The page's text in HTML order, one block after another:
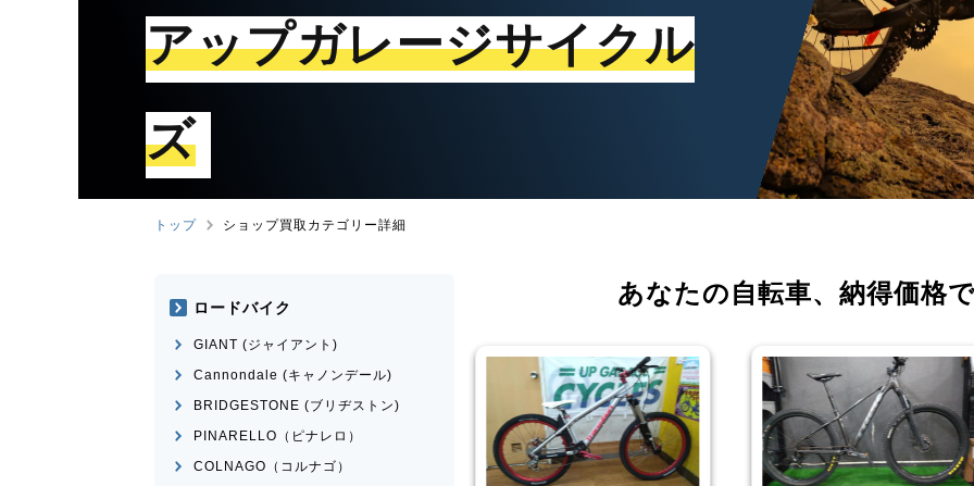
アップガレージサイクル
ズ
トップ ショップ買取カテゴリー詳細
あなたの自転車、 納得価格
ロードバイク
GIANT (ジャイアント)
Cannondale (キャノンデール)
BRIDGESTONE (ブリヂストン)
PINARELLO（ピナレロ）
COLNAGO（コルナゴ）